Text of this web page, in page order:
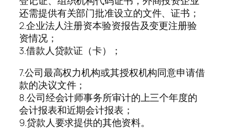
还需提供有关部门批准设立的文件、证书；
2.企业法人注册资本验资报告及变更注册验
资情况；
3.借款人贷款证（卡）；
7.公司最高权力机构或其授权机构同意申请借
款的决议文件；
8.公司经会计师事务所审计的上三个年度的
会计报表和近期会计报表；
9.贷款人要求提供的其他资料。